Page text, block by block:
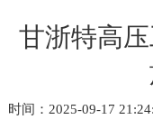
甘浙特高
时间：2025-09-17